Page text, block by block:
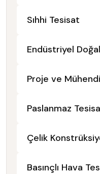
Sıhhi Tesisat
Endüstriyel
Proje ve
Paslanmaz
Çelik
Basınçlı Hava